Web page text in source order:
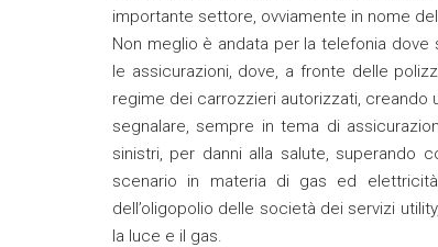
importante settore, ovviamente in nome
Non meglio è andata per la telefonia
le assicurazioni, dove, a fronte delle
regime dei carrozzieri autorizzati, creando
segnalare, sempre in tema di
sinistri, per danni alla salute, superando
scenario in materia di gas ed
dell’oligopolio delle società dei servizi
la luce e il gas.